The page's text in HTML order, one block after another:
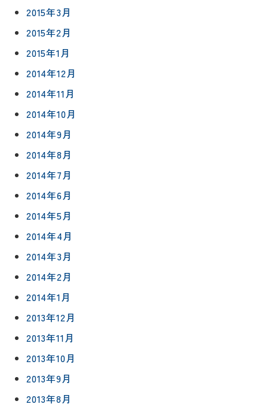
2015年3月
2015年2月
2015年1月
2014年12月
2014年11月
2014年10月
2014年9月
2014年8月
2014年7月
2014年6月
2014年5月
2014年4月
2014年3月
2014年2月
2014年1月
2013年12月
2013年11月
2013年10月
2013年9月
2013年8月